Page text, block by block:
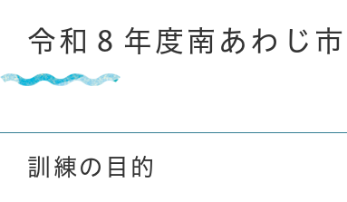
令和８年度南あわじ
訓練の目的